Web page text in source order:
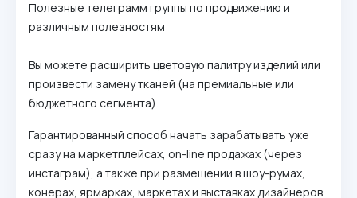
Полезные телеграмм группы по продвижению и
различным полезностям
Вы можете расширить цветовую палитру изделий или
произвести замену тканей (на премиальные или
бюджетного сегмента).
Гарантированный способ начать зарабатывать уже
сразу на маркетплейсах, on-line продажах (через
инстаграм), а также при размещении в шоу-румах,
конерах, ярмарках, маркетах и выставках дизайнеров.